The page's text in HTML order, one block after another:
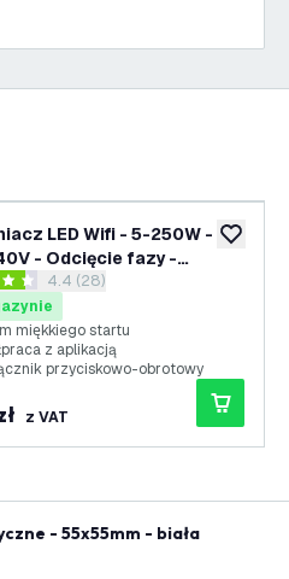
dodaj
LED Wifi - 5-250W -
- Odcięcie fazy -
- Kompletny - Biały
otwórz panel recenzji
oceny
4.4 (28)
miękkiego startu
z aplikacją
przyciskowo-obrotowy
z VAT
- 55x55mm - biała